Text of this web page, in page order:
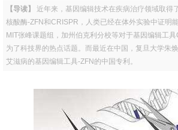
【导读】
近年来，基因编辑技术在疾病治疗领域取得
核酸酶-ZFN和CRISPR，人类已经在体外实验中证明
MIT张峰课题组，加州伯克利分校等对于基因编辑工
为了科技界的热点话题。而最近在中国，复旦大学朱
艾滋病的基因编辑工具-ZFN的中国专利。